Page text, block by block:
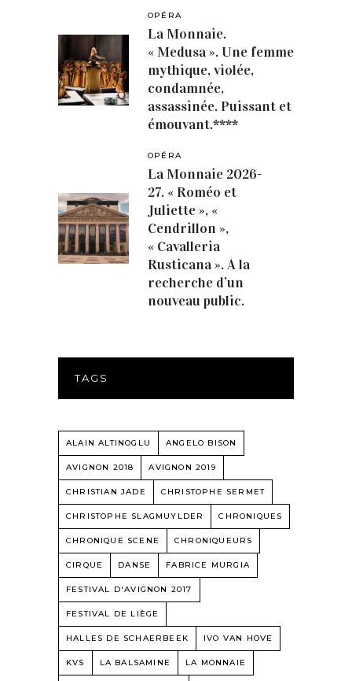
OPÉRA
La Monnaie.
« Medusa ». Une femme
mythique, violée,
condamnée,
assassinée. Puissant et
émouvant.****
OPÉRA
La Monnaie 2026-
27. « Roméo et
Juliette », «
Cendrillon »,
« Cavalleria
Rusticana ». A la
recherche d’un
nouveau public.
TAGS
ALAIN ALTINOGLU ANGELO BISON
AVIGNON 2018 AVIGNON 2019
CHRISTIAN JADE CHRISTOPHE SERMET
CHRISTOPHE SLAGMUYLDER CHRONIQUES
CHRONIQUE SCENE CHRONIQUEURS
CIRQUE DANSE FABRICE MURGIA
FESTIVAL D'AVIGNON 2017
FESTIVAL DE LIÈGE
HALLES DE SCHAERBEEK IVO VAN HOVE
KVS LA BALSAMINE LA MONNAIE